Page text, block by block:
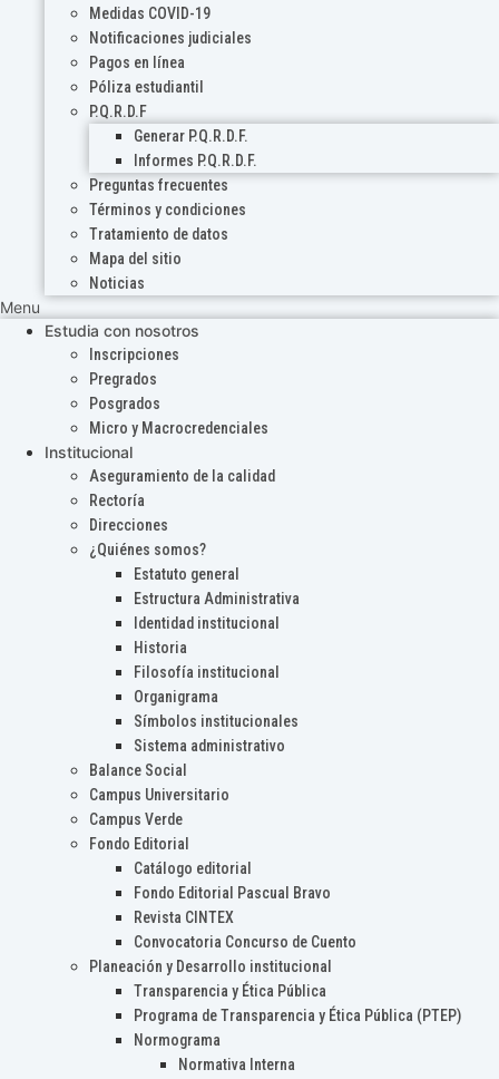
Medidas COVID-19
Notificaciones judiciales
Pagos en línea
Póliza estudiantil
P.Q.R.D.F
Generar P.Q.R.D.F.
Informes P.Q.R.D.F.
Preguntas frecuentes
Términos y condiciones
Tratamiento de datos
Mapa del sitio
Noticias
Menu
Estudia con nosotros
Inscripciones
Pregrados
Posgrados
Micro y Macrocredenciales
Institucional
Aseguramiento de la calidad
Rectoría
Direcciones
¿Quiénes somos?
Estatuto general
Estructura Administrativa
Identidad institucional
Historia
Filosofía institucional
Organigrama
Símbolos institucionales
Sistema administrativo
Balance Social
Campus Universitario
Campus Verde
Fondo Editorial
Catálogo editorial
Fondo Editorial Pascual Bravo
Revista CINTEX
Convocatoria Concurso de Cuento
Planeación y Desarrollo institucional
Transparencia y Ética Pública
Programa de Transparencia y Ética Pública (PTEP)
Normograma
Normativa Interna